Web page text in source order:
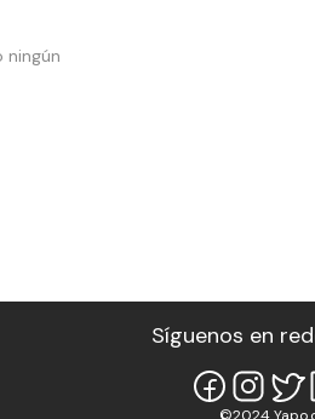
ningún
Síguenos en
©2024